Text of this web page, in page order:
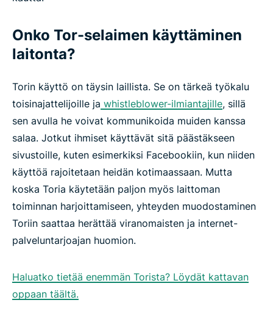
Onko Tor-selaimen käyttäminen
laitonta?
Torin käyttö on täysin laillista. Se on tärkeä työkalu
toisinajattelijoille ja whistleblower-ilmiantajille, sillä
sen avulla he voivat kommunikoida muiden kanssa
salaa. Jotkut ihmiset käyttävät sitä päästäkseen
sivustoille, kuten esimerkiksi Facebookiin, kun niiden
käyttöä rajoitetaan heidän kotimaassaan. Mutta
koska Toria käytetään paljon myös laittoman
toiminnan harjoittamiseen, yhteyden muodostaminen
Toriin saattaa herättää viranomaisten ja internet-
palveluntarjoajan huomion.
Haluatko tietää enemmän Torista? Löydät kattavan
oppaan täältä.